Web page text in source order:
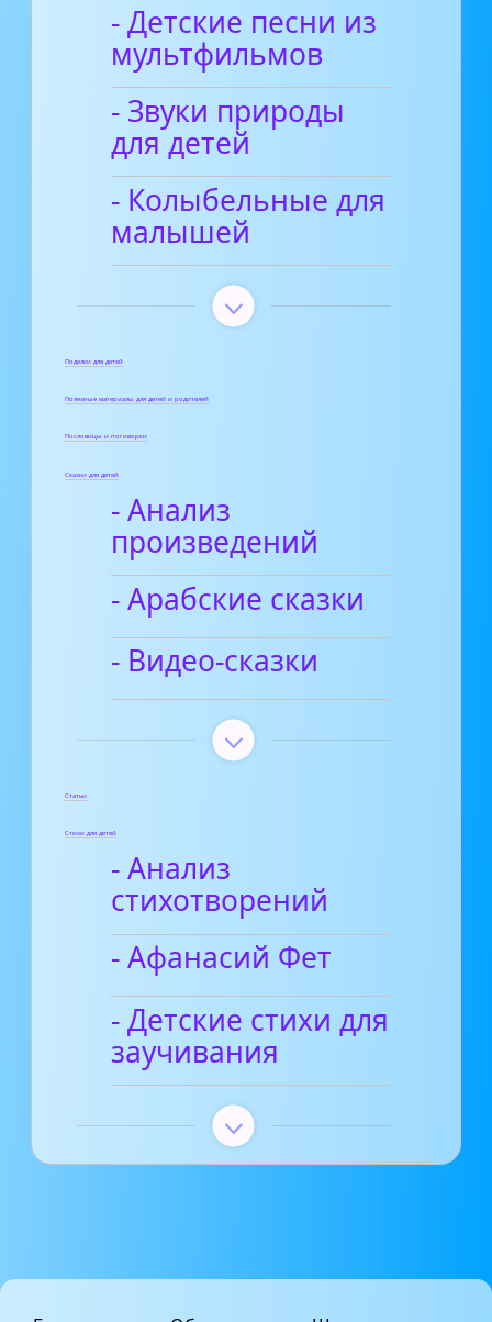
- Детские песни из
мультфильмов
- Звуки природы
для детей
- Колыбельные для
малышей
Поделки для детей
Полезные материалы для детей и родителей
Пословицы и поговорки
Сказки для детей
- Анализ
произведений
- Арабские сказки
- Видео-сказки
Статьи
Стихи для детей
- Анализ
стихотворений
- Афанасий Фет
- Детские стихи для
заучивания